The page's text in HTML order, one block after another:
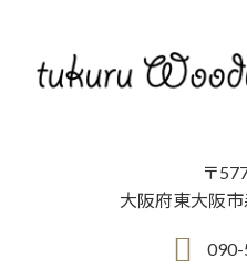
〒
大阪府東大阪